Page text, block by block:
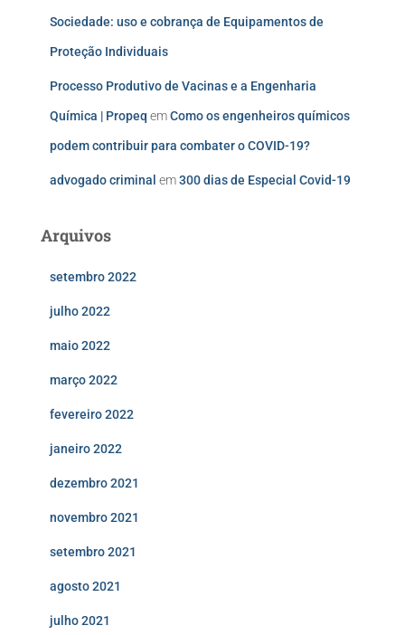
Sociedade: uso e cobrança de Equipamentos de
Proteção Individuais
Processo Produtivo de Vacinas e a Engenharia
Química | Propeq emComo os engenheiros químicos
podem contribuir para combater o COVID-19?
advogado criminal em300 dias de Especial Covid-19
Arquivos
setembro 2022
julho 2022
maio 2022
março 2022
fevereiro 2022
janeiro 2022
dezembro 2021
novembro 2021
setembro 2021
agosto 2021
julho 2021